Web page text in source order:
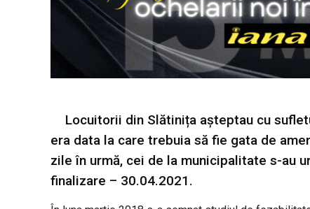
Locuitorii din Slătinița așteptau cu
era data la care trebuia să fie gata de
zile în urmă, cei de la municipalitate s-au
finalizare – 30.04.2021.